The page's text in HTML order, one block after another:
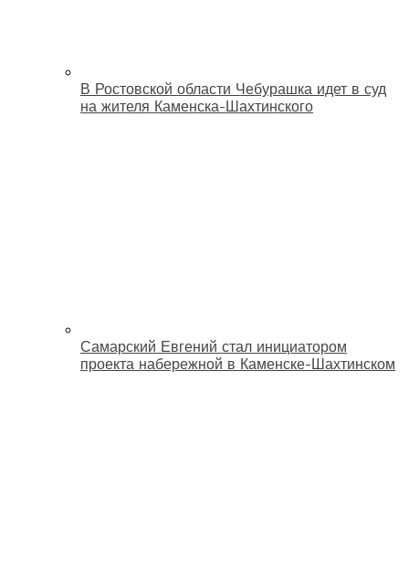
В Ростовской области Чебурашка идет в суд
на жителя Каменска-Шахтинского
Самарский Евгений стал инициатором
проекта набережной в Каменске-Шахтинском